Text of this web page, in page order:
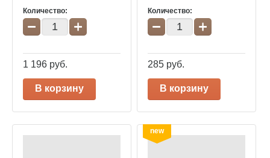
Количество:
− +
1 196 руб.
В корзину
Количество:
− +
285 руб.
В корзину
new